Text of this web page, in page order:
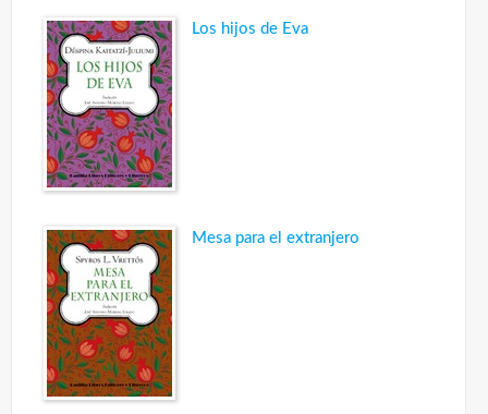
Los hijos de Eva
Mesa para el extranjero